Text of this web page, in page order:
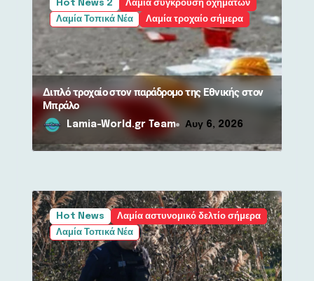
Hot News 2
Λαμία σύγκρουση οχημάτων
Λαμία Τοπικά Νέα
Λαμία τροχαίο σήμερα
Διπλό τροχαίο στον παράδρομο της Εθνικής στον
Μπράλο
Lamia-World.gr Team Αυγ 6, 2026
Hot News
Λαμία αστυνομικό δελτίο σήμερα
Λαμία Τοπικά Νέα